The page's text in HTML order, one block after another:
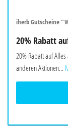
iherb Gutscheine
20% Rabatt
20% Rabatt auf
anderen Aktionen...